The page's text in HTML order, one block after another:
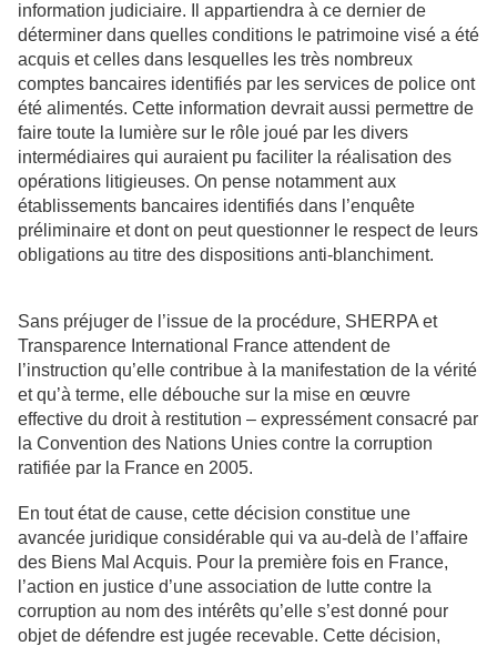
information judiciaire. Il appartiendra à ce dernier de
déterminer dans quelles conditions le patrimoine visé a été
acquis et celles dans lesquelles les très nombreux
comptes bancaires identifiés par les services de police ont
été alimentés. Cette information devrait aussi permettre de
faire toute la lumière sur le rôle joué par les divers
intermédiaires qui auraient pu faciliter la réalisation des
opérations litigieuses. On pense notamment aux
établissements bancaires identifiés dans l’enquête
préliminaire et dont on peut questionner le respect de leurs
obligations au titre des dispositions anti-blanchiment.
Sans préjuger de l’issue de la procédure, SHERPA et
Transparence International France attendent de
l’instruction qu’elle contribue à la manifestation de la vérité
et qu’à terme, elle débouche sur la mise en œuvre
effective du droit à restitution – expressément consacré par
la Convention des Nations Unies contre la corruption
ratifiée par la France en 2005.
En tout état de cause, cette décision constitue une
avancée juridique considérable qui va au-delà de l’affaire
des Biens Mal Acquis. Pour la première fois en France,
l’action en justice d’une association de lutte contre la
corruption au nom des intérêts qu’elle s’est donné pour
objet de défendre est jugée recevable. Cette décision,